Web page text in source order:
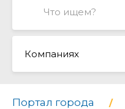
Компаниях
Портал города